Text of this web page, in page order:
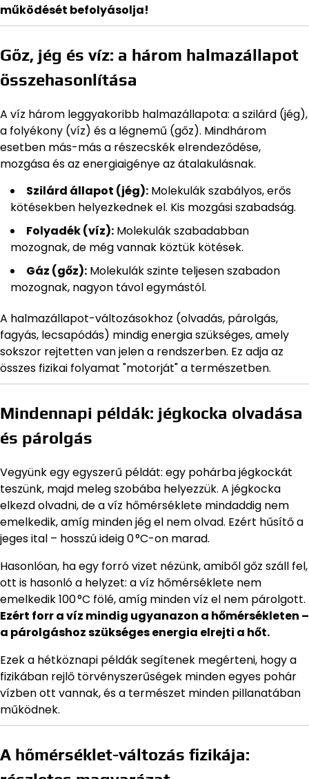
működését befolyásolja!
Gőz, jég és víz: a három halmazállapot
összehasonlítása
A víz három leggyakoribb halmazállapota: a szilárd (jég),
a folyékony (víz) és a légnemű (gőz). Mindhárom
esetben más-más a részecskék elrendeződése,
mozgása és az energiaigénye az átalakulásnak.
Szilárd állapot (jég): Molekulák szabályos, erős
kötésekben helyezkednek el. Kis mozgási szabadság.
Folyadék (víz): Molekulák szabadabban
mozognak, de még vannak köztük kötések.
Gáz (gőz): Molekulák szinte teljesen szabadon
mozognak, nagyon távol egymástól.
A halmazállapot-változásokhoz (olvadás, párolgás,
fagyás, lecsapódás) mindig energia szükséges, amely
sokszor rejtetten van jelen a rendszerben. Ez adja az
összes fizikai folyamat "motorját" a természetben.
Mindennapi példák: jégkocka olvadása
és párolgás
Vegyünk egy egyszerű példát: egy pohárba jégkockát
teszünk, majd meleg szobába helyezzük. A jégkocka
elkezd olvadni, de a víz hőmérséklete mindaddig nem
emelkedik, amíg minden jég el nem olvad. Ezért hűsítő a
jeges ital – hosszú ideig 0 °C-on marad.
Hasonlóan, ha egy forró vizet nézünk, amiből gőz száll fel,
ott is hasonló a helyzet: a víz hőmérséklete nem
emelkedik 100 °C fölé, amíg minden víz el nem párolgott.
Ezért forr a víz mindig ugyanazon a hőmérsékleten –
a párolgáshoz szükséges energia elrejti a hőt.
Ezek a hétköznapi példák segítenek megérteni, hogy a
fizikában rejlő törvényszerűségek minden egyes pohár
vízben ott vannak, és a természet minden pillanatában
működnek.
A hőmérséklet-változás fizikája: